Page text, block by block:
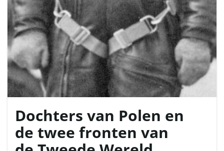
Dochters van Polen en
de twee fronten van